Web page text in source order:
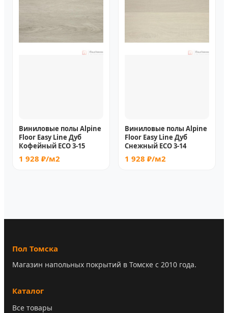
Виниловые полы Alpine
Floor Easy Line Дуб
Кофейный ECO 3-15
1 928 ₽/м2
Виниловые полы Alpine
Floor Easy Line Дуб
Снежный ECO 3-14
1 928 ₽/м2
Пол Томска
Магазин напольных покрытий в Томске с 2010 года.
Каталог
Все товары